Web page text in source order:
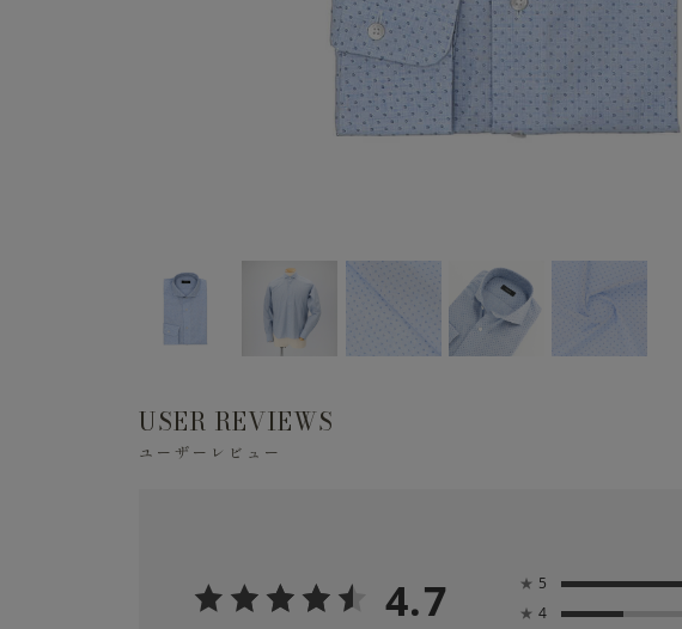
USER REVIEWS
ユーザーレビュー
4.7 ★ 5
★ 4